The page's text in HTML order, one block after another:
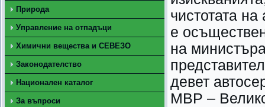
Природа
Управление на отпадъци
Химични вещества и СЕВЕЗО
Законодателство
Национален каталог
За въпроси
чистотата
е
на
девет
МВР –